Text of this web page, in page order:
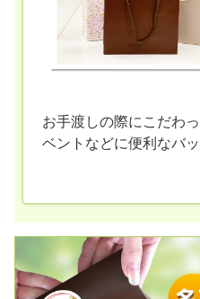
お手渡しの際にこだわ
ベントなどに便利なバ